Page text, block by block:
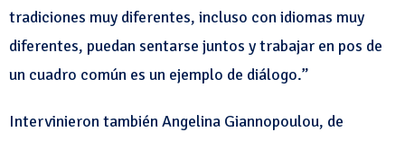
tradiciones muy diferentes, incluso con idiomas muy
diferentes, puedan sentarse juntos y trabajar en pos de
un cuadro común es un ejemplo de diálogo.”
Intervinieron también Angelina Giannopoulou, de